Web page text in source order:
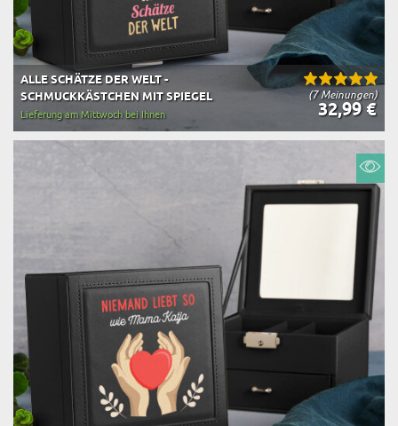
(7 Meinungen)
ALLE SCHÄTZE DER WELT -
SCHMUCKKÄSTCHEN MIT SPIEGEL
32,99 €
Lieferung am Mittwoch bei Ihnen